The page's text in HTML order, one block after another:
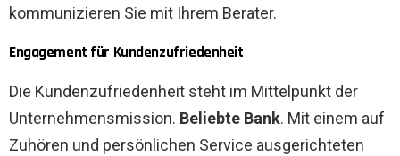
kommunizieren Sie mit Ihrem Berater.
Engagement für Kundenzufriedenheit
Die Kundenzufriedenheit steht im Mittelpunkt der
Unternehmensmission. Beliebte Bank. Mit einem auf
Zuhören und persönlichen Service ausgerichteten